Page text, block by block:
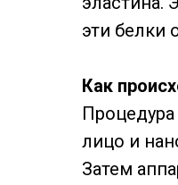
эти белки
Как
лицо и
Затем